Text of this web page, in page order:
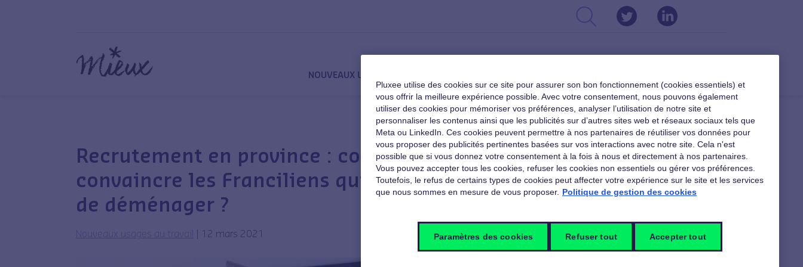
NOUVEAUX USAGES
Recrutement en province : comment
convaincre les Franciliens qui font le choix
de déménager ?
Nouveaux usages au travail 12 mars 2021
A TÉLÉCHARGER
nouveaux usages au travail
Pour tout découvrir sur les nouvelles
Pluxee utilise des cookies sur ce site pour assurer son bon fonctionnement (cookies essentiels) et
vous offrir la meilleure expérience possible. Avec votre consentement, nous pouvons également
utiliser des cookies pour mémoriser vos préférences, analyser l’utilisation de notre site et
personnaliser les contenus ainsi que les publicités sur d’autres sites web et réseaux sociaux tels que
Meta ou LinkedIn. Ces cookies peuvent permettre à nos partenaires de réutiliser vos données pour
vous proposer des publicités pertinentes basées sur vos interactions avec notre site. Cela n'est
possible que si vous donnez votre consentement à la fois à nous et directement à nos partenaires.
Vous pouvez accepter tous les cookies, refuser les cookies non essentiels ou gérer vos préférences.
Toutefois, le refus de certains types de cookies peut affecter votre expérience sur le site et les services
que nous sommes en mesure de vous proposer. Politique de gestion des cookies
Paramètres des cookies Refuser tout Accepter tout